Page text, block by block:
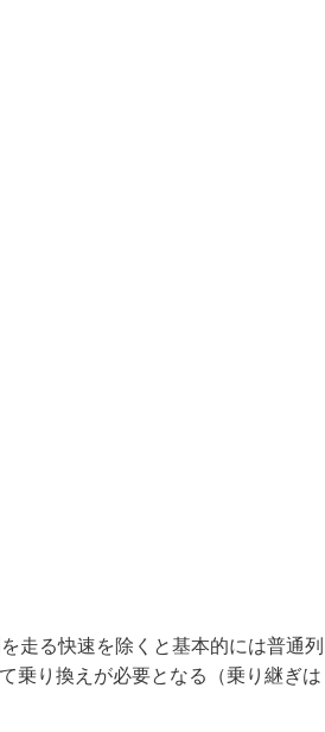
走る快速を除くと基本的には普通列
乗り換えが必要となる（乗り継ぎは